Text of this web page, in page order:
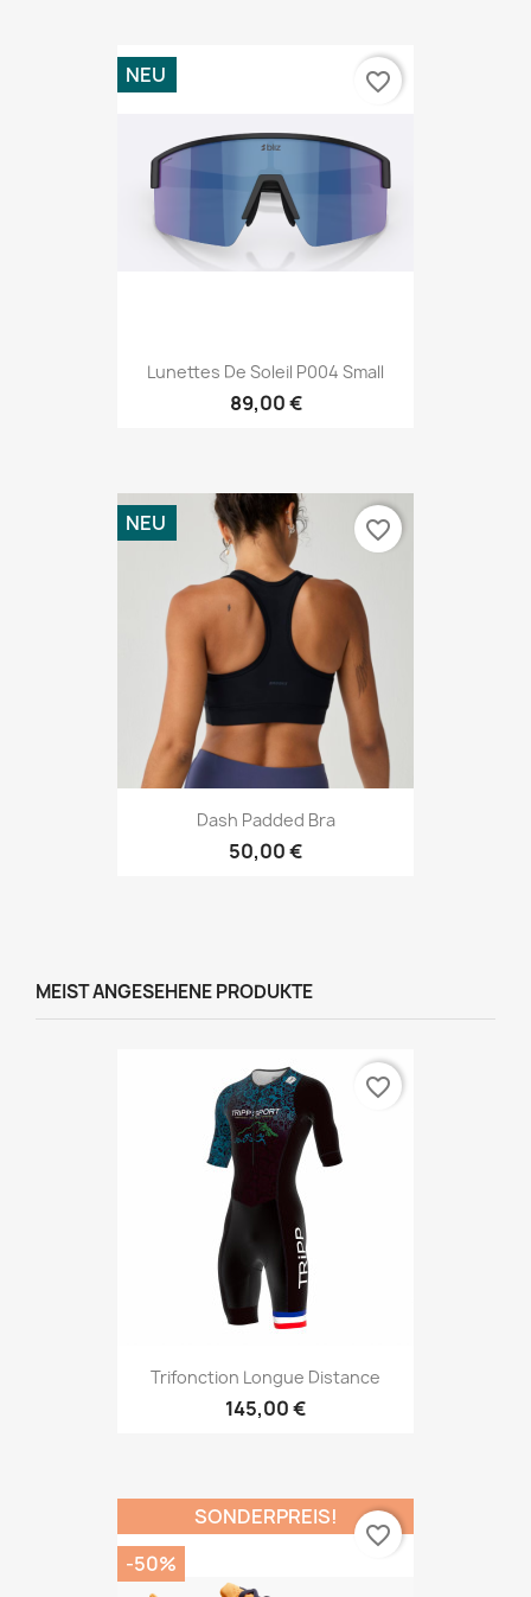
Lunettes De Soleil P004 Small
89,00 €
NEU favorite_border
Dash Padded Bra
50,00 €
NEU favorite_border
MEIST ANGESEHENE PRODUKTE
Trifonction Longue Distance
145,00 €
favorite_border
SONDERPREIS!
-50%
favorite_border